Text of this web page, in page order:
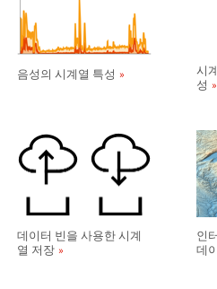
음성의 시계열 특성
시
성
데이터 빈을 사용한 시계
열 저장
인
데